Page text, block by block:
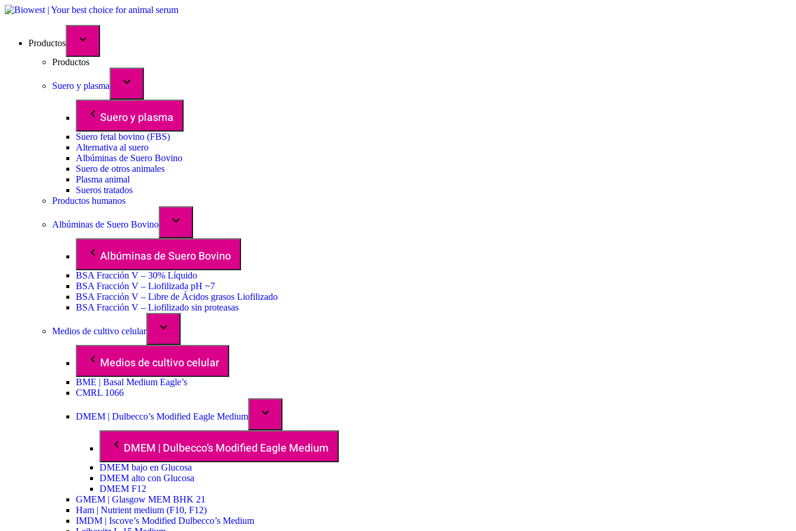
Productos
Productos
Suero y plasma
Suero y plasma
Suero fetal bovino (FBS)
Alternativa al suero
Albúminas de Suero Bovino
Suero de otros animales
Plasma animal
Sueros tratados
Productos humanos
Albúminas de Suero Bovino
Albúminas de Suero Bovino
BSA Fracción V – 30% Líquido
BSA Fracción V – Liofilizada pH ~7
BSA Fracción V – Libre de Ácidos grasos Liofilizado
BSA Fracción V – Liofilizado sin proteasas
Medios de cultivo celular
Medios de cultivo celular
BME | Basal Medium Eagle’s
CMRL 1066
DMEM | Dulbecco’s Modified Eagle Medium
DMEM | Dulbecco’s Modified Eagle Medium
DMEM bajo en Glucosa
DMEM alto con Glucosa
DMEM F12
GMEM | Glasgow MEM BHK 21
Ham | Nutrient medium (F10, F12)
IMDM | Iscove’s Modified Dulbecco’s Medium